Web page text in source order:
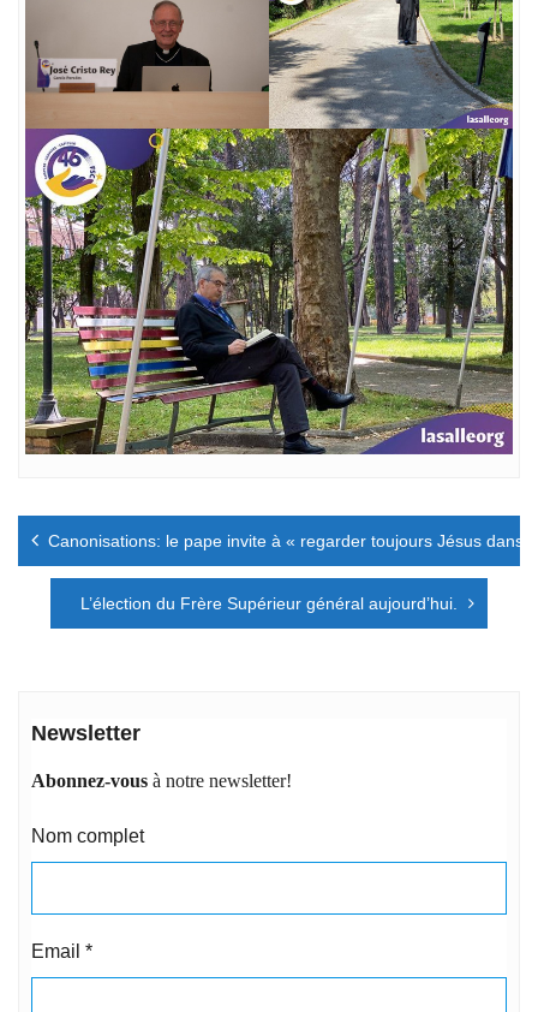
Navigation
l’article
Canonisations: le pape invite à « regarder toujours Jésus dans
L’élection du Frère Supérieur général aujourd’hui.
Newsletter
Abonnez-vous à notre newsletter!
Nom complet
Email *